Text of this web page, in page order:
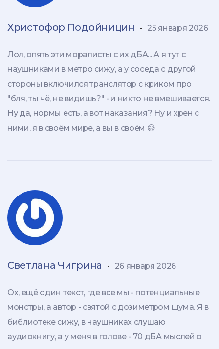
Христофор Подойницин - 25 января 2026
Лол, опять эти моралисты с их дБА... А я тут с
наушниками в метро сижу, а у соседа с другой
стороны включился транслятор с криком про
"бля, ты чё, не видишь?" - и никто не вмешивается.
Ну да, нормы есть, а вот наказания? Ну и хрен с
ними, я в своём мире, а вы в своём 😅
Светлана Чигрина - 26 января 2026
Ох, ещё один текст, где все мы - потенциальные
монстры, а автор - святой с дозиметром шума. Я в
библиотеке сижу, в наушниках слушаю
аудиокнигу, а у меня в голове - 70 дБА мыслей о